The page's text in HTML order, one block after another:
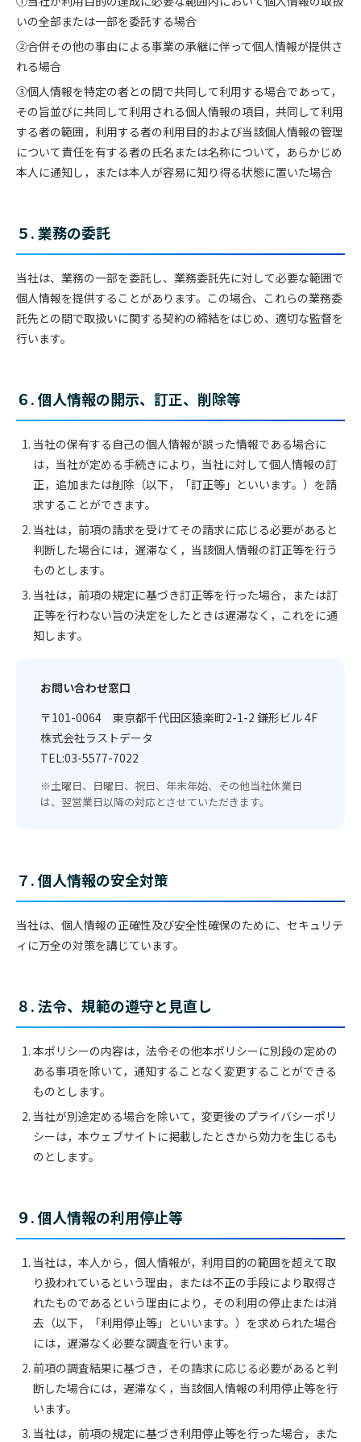
いの全部または一部を委託する場合
②合併その他の事由による事業の承継に伴って個人情報が提供さ
れる場合
③個人情報を特定の者との間で共同して利用する場合であって，
その旨並びに共同して利用される個人情報の項目，共同して利用
する者の範囲，利用する者の利用目的および当該個人情報の管理
について責任を有する者の氏名または名称について，あらかじめ
本人に通知し，または本人が容易に知り得る状態に置いた場合
５. 業務の委託
当社は、業務の一部を委託し、業務委託先に対して必要な範囲で
個人情報を提供することがあります。この場合、これらの業務委
託先との間で取扱いに関する契約の締結をはじめ、適切な監督を
行います。
６. 個人情報の開示、訂正、削除等
当社の保有する自己の個人情報が誤った情報である場合に
は，当社が定める手続きにより，当社に対して個人情報の訂
正，追加または削除（以下，「訂正等」といいます。）を請
求することができます。
当社は，前項の請求を受けてその請求に応じる必要があると
判断した場合には，遅滞なく，当該個人情報の訂正等を行う
ものとします。
当社は，前項の規定に基づき訂正等を行った場合，または訂
正等を行わない旨の決定をしたときは遅滞なく，これをに通
知します。
お問い合わせ窓口
〒101-0064 東京都千代田区猿楽町2-1-2 鎌形ビル 4F
株式会社ラストデータ
TEL:03-5577-7022
※土曜日、日曜日、祝日、年末年始、その他当社休業日
は、翌営業日以降の対応とさせていただきます。
７. 個人情報の安全対策
当社は、個人情報の正確性及び安全性確保のために、セキュリテ
ィに万全の対策を講じています。
８. 法令、規範の遵守と見直し
本ポリシーの内容は，法令その他本ポリシーに別段の定めの
ある事項を除いて，通知することなく変更することができる
ものとします。
当社が別途定める場合を除いて，変更後のプライバシーポリ
シーは，本ウェブサイトに掲載したときから効力を生じるも
のとします。
９. 個人情報の利用停止等
当社は，本人から，個人情報が，利用目的の範囲を超えて取
り扱われているという理由，または不正の手段により取得さ
れたものであるという理由により，その利用の停止または消
去（以下，「利用停止等」といいます。）を求められた場合
には，遅滞なく必要な調査を行います。
前項の調査結果に基づき，その請求に応じる必要があると判
断した場合には，遅滞なく，当該個人情報の利用停止等を行
います。
当社は，前項の規定に基づき利用停止等を行った場合，また